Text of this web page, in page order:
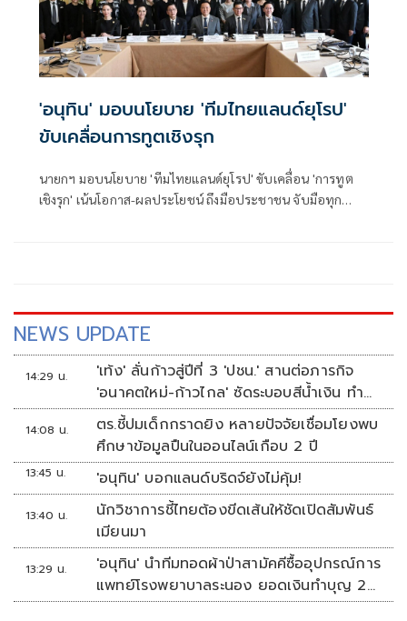
'อนุทิน' มอบนโยบาย 'ทีมไทยแลนด์ยุโรป'
ขับเคลื่อนการทูตเชิงรุก
นายกฯ มอบนโยบาย 'ทีมไทยแลนด์ยุโรป' ขับเคลื่อน 'การทูต
เชิงรุก' เน้นโอกาส-ผลประโยชน์ ถึงมือประชาชน จับมือทุก
NEWS UPDATE
14:29 น.
'เท้ง' ลั่นก้าวสู่ปีที่ 3 'ปชน.' สานต่อภารกิจ
'อนาคตใหม่-ก้าวไกล' ซัดระบอบสีน้ำเงิน ทำ
หลักนิติรัฐ-นิติธรรมสั่นคลอน
14:08 น.
ตร.ชี้ปมเด็กกราดยิง หลายปัจจัยเชื่อมโยงพบ
ศึกษาข้อมูลปืนในออนไลน์เกือบ 2 ปี
13:45 น. 'อนุทิน' บอกแลนด์บริดจ์ยังไม่คุ้ม!
13:40 น.
นักวิชาการชี้ไทยต้องขีดเส้นให้ชัดเปิดสัมพันธ์
เมียนมา
13:29 น.
'อนุทิน' นำทีมทอดผ้าป่าสามัคคีซื้ออุปกรณ์การ
แพทย์โรงพยาบาลระนอง ยอดเงินทำบุญ 20
ล้านบาท